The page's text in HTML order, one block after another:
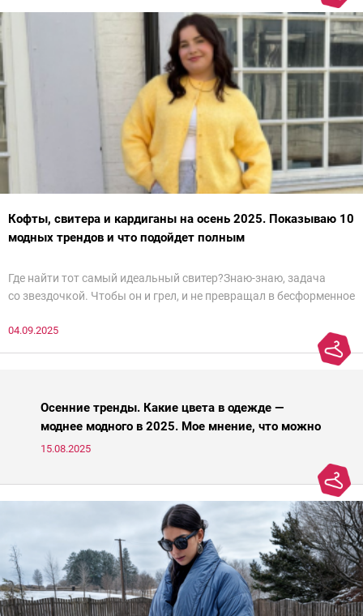
Кофты, свитера и кардиганы на осень 2025. Показываю 10
модных трендов и что подойдет полным
Где найти тот самый идеальный свитер?Знаю-знаю, задача
со звездочкой. Чтобы он и грел, и не превращал в бесформенное
паники.
04.09.2025
Осенние тренды. Какие цвета в одежде —
моднее модного в 2025. Мое мнение, что можно
носить, а что нет
15.08.2025